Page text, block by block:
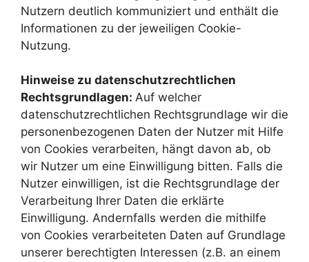
Nutzern deutlich kommuniziert und enthält die
Informationen zu der jeweiligen Cookie-
Nutzung.
Hinweise zu datenschutzrechtlichen
Rechtsgrundlagen: Auf welcher
datenschutzrechtlichen Rechtsgrundlage wir die
personenbezogenen Daten der Nutzer mit Hilfe
von Cookies verarbeiten, hängt davon ab, ob
wir Nutzer um eine Einwilligung bitten. Falls die
Nutzer einwilligen, ist die Rechtsgrundlage der
Verarbeitung Ihrer Daten die erklärte
Einwilligung. Andernfalls werden die mithilfe
von Cookies verarbeiteten Daten auf Grundlage
unserer berechtigten Interessen (z.B. an einem